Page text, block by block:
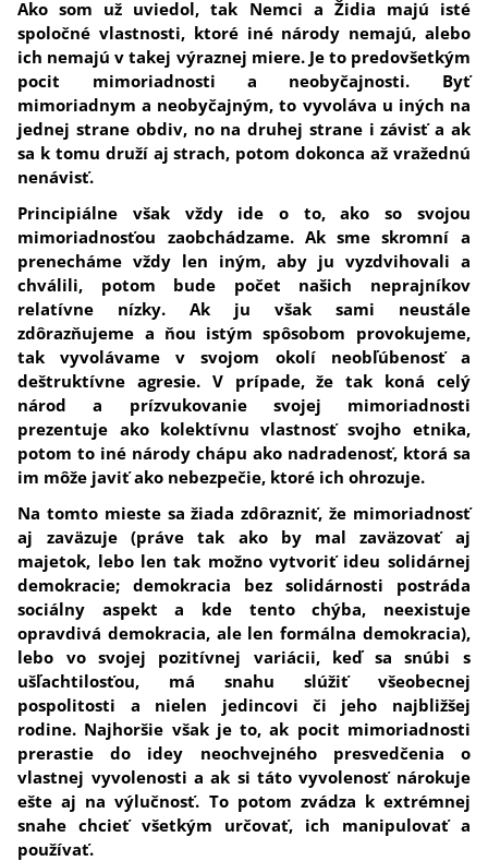
Ako som už uviedol, tak Nemci a Židia majú isté
spoločné vlastnosti, ktoré iné národy nemajú, alebo
ich nemajú v takej výraznej miere. Je to predovšetkým
pocit mimoriadnosti a neobyčajnosti. Byť
mimoriadnym a neobyčajným, to vyvoláva u iných na
jednej strane obdiv, no na druhej strane i závisť a ak
sa k tomu druží aj strach, potom dokonca až vražednú
nenávisť.
Principiálne však vždy ide o to,ako so svojou
mimoriadnosťou zaobchádzame. Ak sme skromní a
prenecháme vždy len iným, aby ju vyzdvihovali a
chválili, potom bude počet našich neprajníkov
relatívne nízky. Ak ju však sami neustále
zdôrazňujeme a ňou istým spôsobom provokujeme,
tak vyvolávame v svojom okolí neobľúbenosť a
deštruktívne agresie. V prípade, že tak koná celý
národ a prízvukovanie svojej mimoriadnosti
prezentuje ako kolektívnu vlastnosť svojho etnika,
potom to iné národy chápu ako nadradenosť, ktorá sa
im môže javiť ako nebezpečie, ktoré ich ohrozuje.
Na tomto mieste sa žiada zdôrazniť, že mimoriadnosť
aj zaväzuje (práve tak ako by mal zaväzovať aj
majetok, lebo len tak možno vytvoriť ideu solidárnej
demokracie; demokracia bez solidárnosti postráda
sociálny aspekt a kde tento chýba, neexistuje
opravdivá demokracia, ale len formálna demokracia),
lebo vo svojej pozitívnej variácii, keď sa snúbi s
ušľachtilosťou, má snahu slúžiť všeobecnej
pospolitosti a nielen jedincovi či jeho najbližšej
rodine. Najhoršie však je to, ak pocit mimoriadnosti
prerastie do idey neochvejného presvedčenia o
vlastnej vyvolenosti a ak si táto vyvolenosť nárokuje
ešte aj na výlučnosť. To potom zvádza k extrémnej
snahe chcieť všetkým určovať, ich manipulovať a
používať.